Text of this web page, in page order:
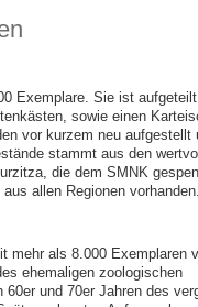
Exemplare. Sie ist
sowie einen
vor kurzem neu aufgestellt
stammt aus den
die dem SMNK
allen Regionen vorhanden.
mehr als 8.000 Exemplaren
ehemaligen zoologischen
und 70er Jahren des